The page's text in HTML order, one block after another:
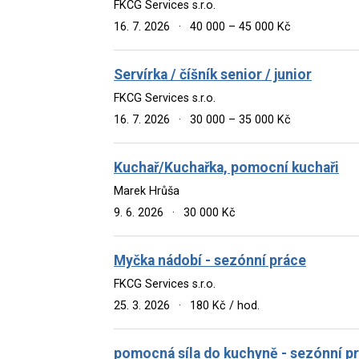
FKCG Services s.r.o.
16. 7. 2026
· 40 000 – 45 000 Kč
Servírka / číšník senior / junior
FKCG Services s.r.o.
16. 7. 2026
· 30 000 – 35 000 Kč
Kuchař/Kuchařka, pomocní kuchaři
Marek Hrůša
9. 6. 2026
· 30 000 Kč
Myčka nádobí - sezónní práce
FKCG Services s.r.o.
25. 3. 2026
· 180 Kč / hod.
pomocná síla do kuchyně - sezónní